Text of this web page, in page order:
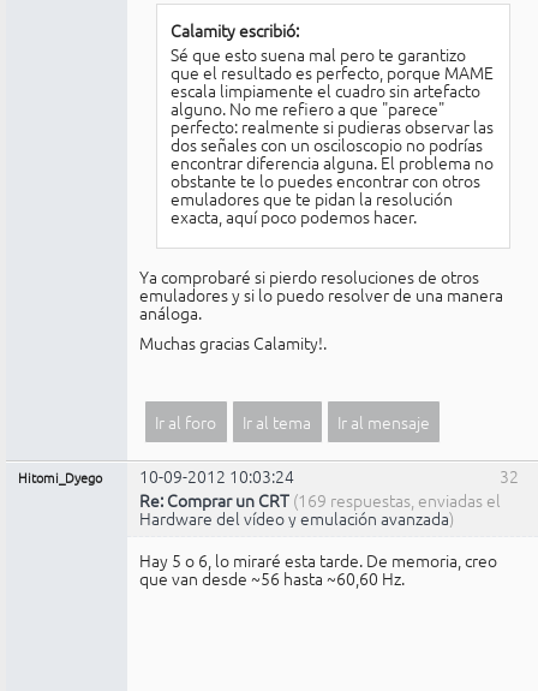
Calamity escribió:
Sé que esto suena mal pero te garantizo
que el resultado es perfecto, porque MAME
escala limpiamente el cuadro sin artefacto
alguno. No me refiero a que "parece"
perfecto: realmente si pudieras observar las
dos señales con un osciloscopio no podrías
encontrar diferencia alguna. El problema no
obstante te lo puedes encontrar con otros
emuladores que te pidan la resolución
exacta, aquí poco podemos hacer.
Ya comprobaré si pierdo resoluciones de otros
emuladores y si lo puedo resolver de una manera
análoga.
Muchas gracias Calamity!.
Ir al foro Ir al tema Ir al mensaje
32
Hitomi_Dyego
10-09-2012 10:03:24
Re: Comprar un CRT (169 respuestas, enviadas el
Hardware del vídeo y emulación avanzada)
Hay 5 o 6, lo miraré esta tarde. De memoria, creo
que van desde ~56 hasta ~60,60 Hz.